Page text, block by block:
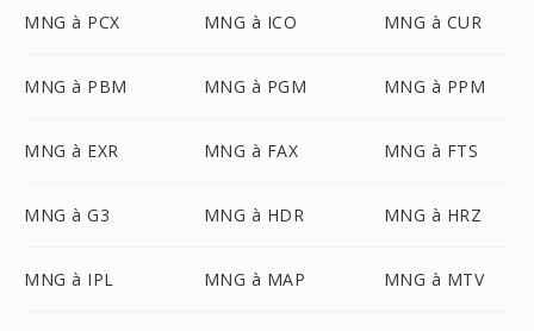
MNG à PCX MNG à ICO MNG à CUR
MNG à PBM MNG à PGM MNG à PPM
MNG à EXR MNG à FAX MNG à FTS
MNG à G3 MNG à HDR MNG à HRZ
MNG à IPL MNG à MAP MNG à MTV